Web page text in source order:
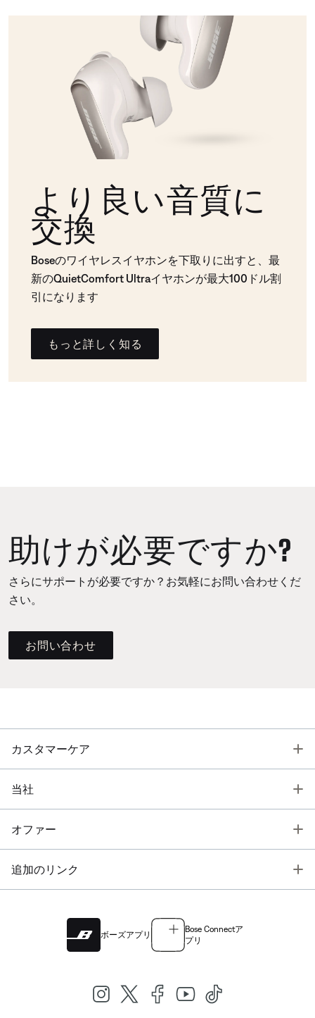
より良い音質に
交換
Boseのワイヤレスイヤホンを下取りに出すと、最
新のQuietComfort Ultraイヤホンが最大100ドル割
引になります
もっと詳しく知る
助けが必要ですか?
さらにサポートが必要ですか？お気軽にお問い合わせくだ
さい。
お問い合わせ
カスタマーケア
当社
オファー
追加のリンク
ボーズアプリ
Bose Connectア
プリ